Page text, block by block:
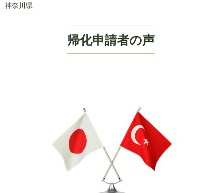
神奈川県
帰化申請者の声